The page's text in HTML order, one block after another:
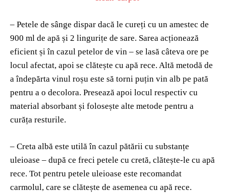
– Petele de sânge dispar dacă le cureți cu un amestec de
900 ml de apă și 2 lingurițe de sare. Sarea acționează
eficient și în cazul petelor de vin – se lasă câteva ore pe
locul afectat, apoi se clătește cu apă rece. Altă metodă de
a îndepărta vinul roșu este să torni puțin vin alb pe pată
pentru a o decolora. Presează apoi locul respectiv cu
material absorbant și folosește alte metode pentru a
curăța resturile.
– Creta albă este utilă în cazul pătării cu substanțe
uleioase – după ce freci petele cu cretă, clătește-le cu apă
rece. Tot pentru petele uleioase este recomandat
carmolul, care se clătește de asemenea cu apă rece.